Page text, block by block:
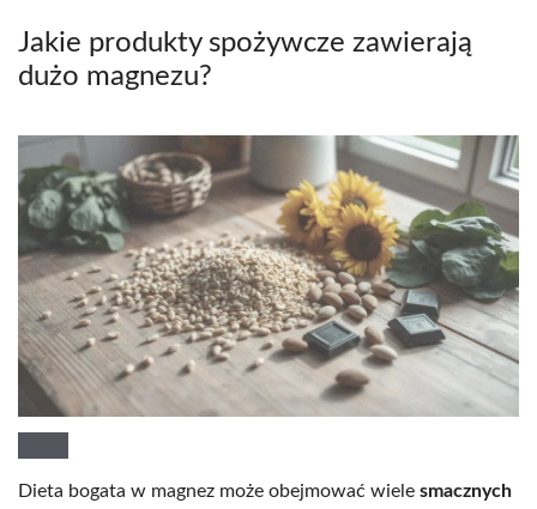
Jakie produkty spożywcze zawierają
dużo magnezu?
Dieta bogata w magnez może obejmować wiele smacznych